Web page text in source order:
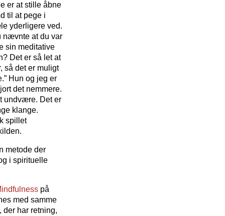
er at stille åbne
til at pege i
yderligere ved.
nævnte at du var
sin meditative
Det er så let at
så det er muligt
Hun og jeg er
det nemmere.
undvære. Det er
klange.
spillet
metode der
i spirituelle
på
med samme
der har retning,